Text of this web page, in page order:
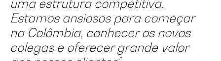
uma estrutura competitiva.
Estamos ansiosos para começar
na Colômbia, conhecer os novos
colegas e oferecer grande valor